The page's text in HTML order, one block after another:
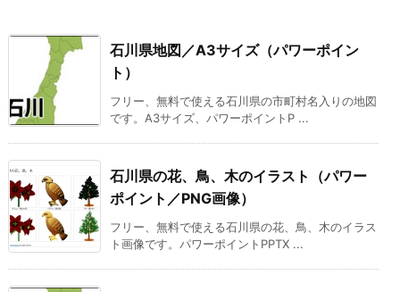
石川県地図／A3サイズ（パワーポイン
ト）
フリー、無料で使える石川県の市町村名入りの地図
です。A3サイズ、パワーポイントP ...
石川県の花、鳥、木のイラスト（パワー
ポイント／PNG画像）
フリー、無料で使える石川県の花、鳥、木のイラス
ト画像です。パワーポイントPPTX ...